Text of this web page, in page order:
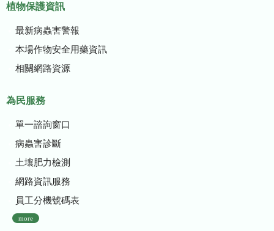
植物保護資訊
最新病蟲害警報
本場作物安全用藥資訊
相關網路資源
為民服務
單一諮詢窗口
病蟲害診斷
土壤肥力檢測
網路資訊服務
員工分機號碼表
more